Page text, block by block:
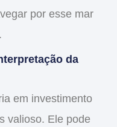
por esse mar
da
em investimento
valioso. Ele pode